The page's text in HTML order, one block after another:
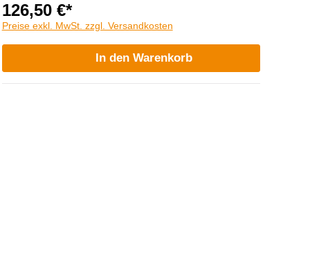
126,50 €*
Preise exkl. MwSt. zzgl. Versandkosten
In den Warenkorb